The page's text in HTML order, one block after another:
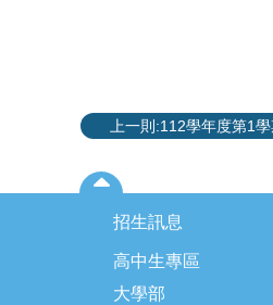
上一則:112學年度第1
招生訊息
高中生專區
大學部